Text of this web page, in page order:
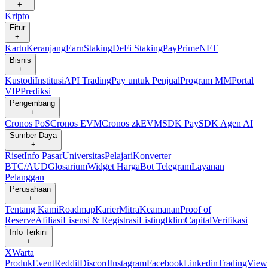
+
Kripto
Fitur
+
KartuKeranjangEarnStakingDeFi StakingPayPrimeNFT
Bisnis
+
KustodiInstitusiAPI TradingPay untuk PenjualProgram MMPortal
VIPPrediksi
Pengembang
+
Cronos PoSCronos EVMCronos zkEVMSDK PaySDK Agen AI
Sumber Daya
+
RisetInfo PasarUniversitasPelajariKonverter
BTC/AUDGlosariumWidget HargaBot TelegramLayanan
Pelanggan
Perusahaan
+
Tentang KamiRoadmapKarierMitraKeamananProof of
ReserveAfiliasiLisensi & RegistrasiListingIklimCapitalVerifikasi
Info Terkini
+
XWarta
ProdukEventRedditDiscordInstagramFacebookLinkedinTradingView